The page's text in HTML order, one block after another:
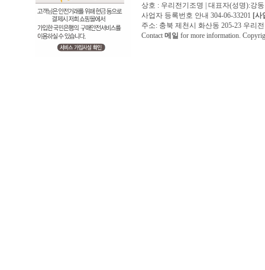
상호 : 우리전기조명 | 대표자(성명):강
사업자 등록번호 안내 304-06-33201 [사
주소: 충북 제천시 화산동 205-23 우리
Contact 메일 for more information.